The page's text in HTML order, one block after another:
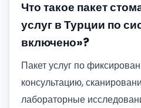
Что такое пакет
услуг в Турции по
включено»?
Пакет услуг по
консультацию,
лабораторные